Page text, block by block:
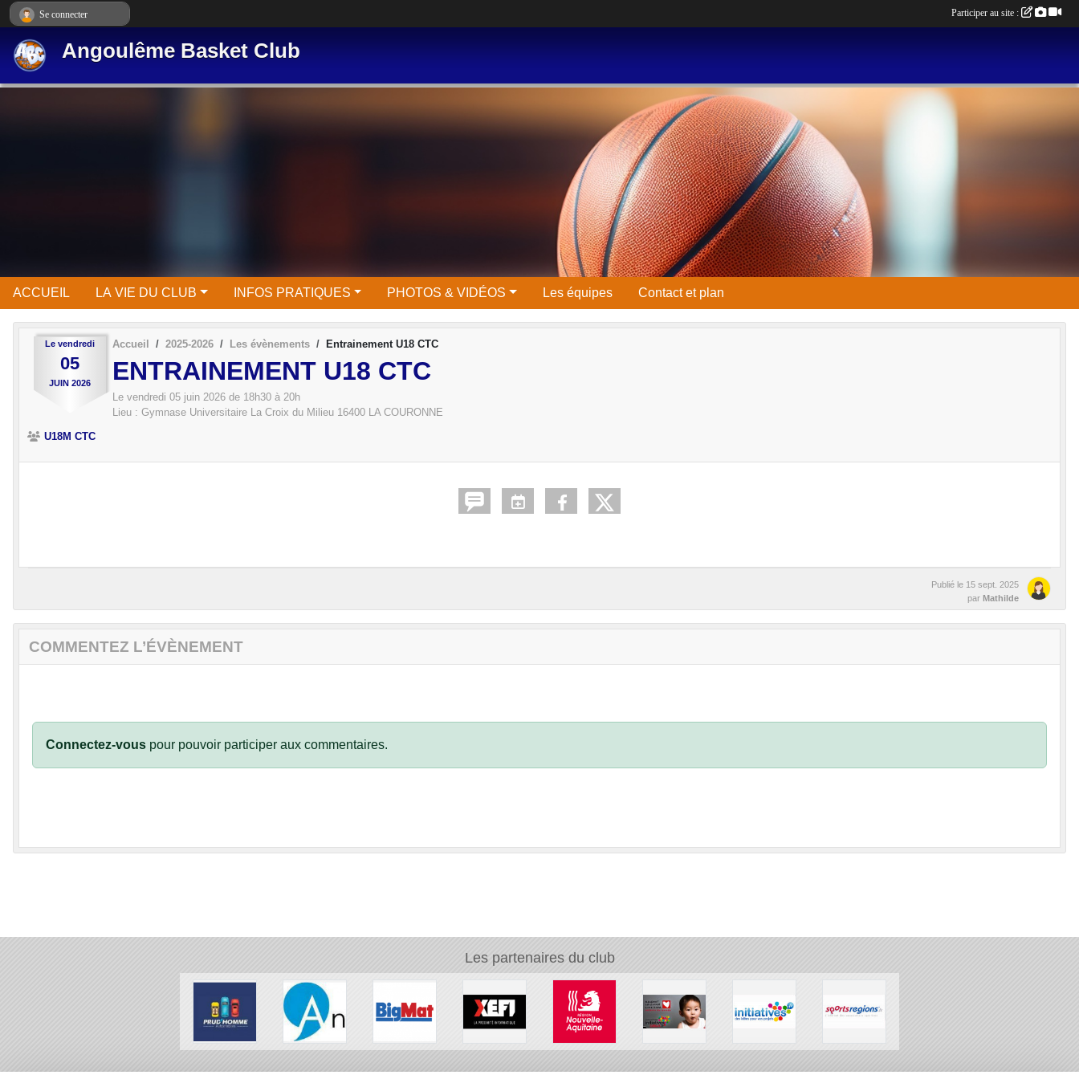
Angoulême Basket Club
ACCUEIL LA VIE DU CLUB INFOS PRATIQUES PHOTOS & VIDÉOS Les équipes Contact et plan
Le vendredi
05
JUIN 2026
Accueil 2025-2026 Les évènements Entrainement U18 CTC
ENTRAINEMENT U18 CTC
Le vendredi 05 juin 2026 de 18h30 à 20h
Lieu : Gymnase Universitaire La Croix du Milieu 16400 LA COURONNE
U18M CTC
Publié le 15 sept. 2025
par Mathilde
COMMENTEZ L’ÉVÈNEMENT
Connectez-vous pour pouvoir participer aux commentaires.
Les partenaires du club
Se connecter Participer au site :
Panneau de gestion des cookies